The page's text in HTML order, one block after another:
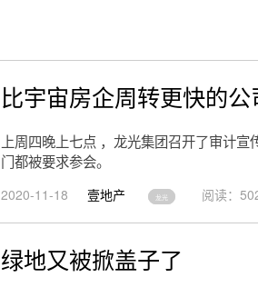
比宇宙房企周转更快的公
上周四晚上七点 ，龙光集团召开了审计
门都被要求参会。
2020-11-18 壹地产 龙光 阅读：
绿地又被掀盖子了